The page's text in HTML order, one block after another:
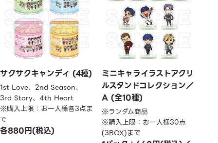
サクサクキャンディ (4種)
1st Love、2nd Season、
3rd Story、4th Heart
※購入上限：お一人様各3点ま
で
各880円(税込)
ミニキャライラストアクリ
ルスタンドコレクション／
A (全10種)
※ランダム商品
※購入上限：お一人様30点
(3BOX)まで